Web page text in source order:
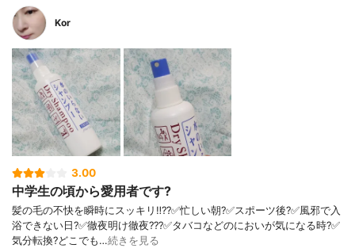
Kor
3.00
中学生の頃から愛用者です?
髪の毛の不快を瞬時にスッキリ‼️??✅忙しい朝?✅スポーツ後?✅風邪で入
浴できない日?✅徹夜明け徹夜???✅タバコなどのにおいが気になる時?✅
気分転換?どこでも…続きを見る